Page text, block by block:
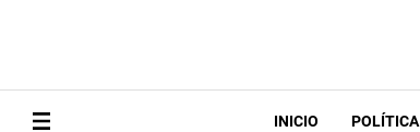
INICIO POLÍTICA